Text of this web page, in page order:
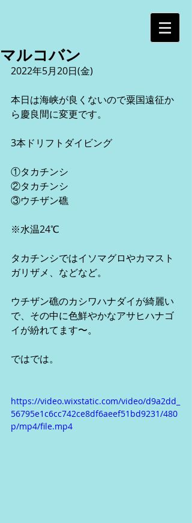
マルコバン
2022年5月20日(金)
本日は海峡が良くないので粟国遠征か
ら慶良間に変更です。
3本ドリフトダイビング
①タカチンシ
②タカチンシ
③ウチザン礁
※水温24℃
タカチンシではイソマグロやカマスト
ガリザメ、などなど。
ウチザン礁のカシワハナダイが綺麗い
で、その中に色鮮やかなアサヒハナゴ
イが紛れてます〜。
ではでは。
https://video.wixstatic.com/video/d9a2dd_
56795e1c6cc742ce8df6aeef51bd9231/480
p/mp4/file.mp4